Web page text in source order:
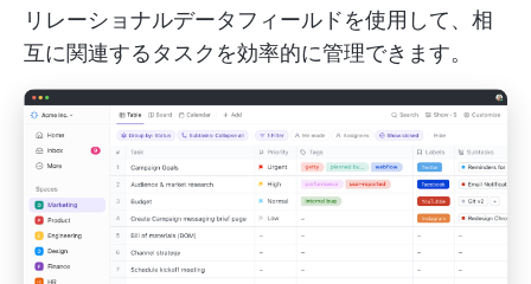
リレーショナルデータフィールドを使用して、相
互に関連するタスクを効率的に管理できます。